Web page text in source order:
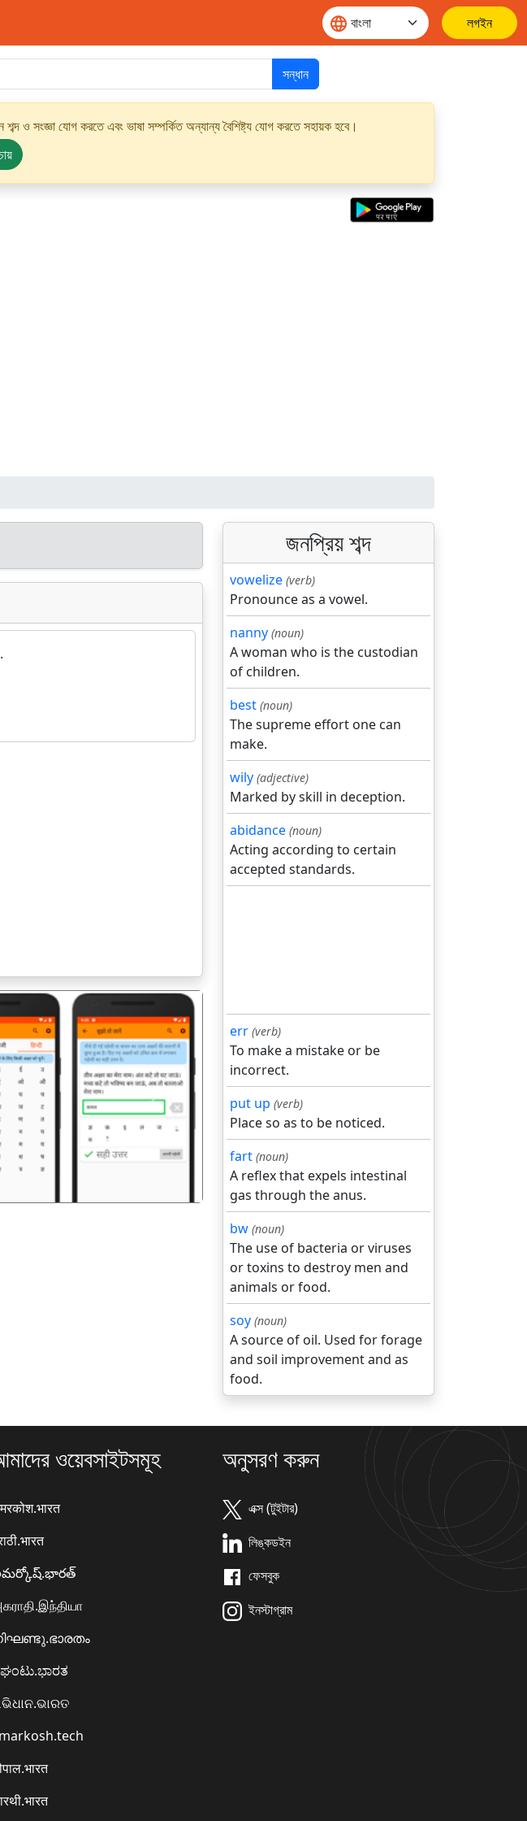
লগইন
সন্ধান
ও সংজ্ঞা যোগ করতে এবং ভাষা সম্পর্কিত অন্যান্য বৈশিষ্ট্য যোগ করতে সহায়ক হবে।
अगला
জনপ্রিয় শব্দ
vowelize (verb)
Pronounce as a vowel.
nanny (noun)
A woman who is the custodian
of children.
best (noun)
The supreme effort one can
make.
wily (adjective)
Marked by skill in deception.
abidance (noun)
Acting according to certain
accepted standards.
err (verb)
To make a mistake or be
incorrect.
put up (verb)
Place so as to be noticed.
fart (noun)
A reflex that expels intestinal
gas through the anus.
bw (noun)
The use of bacteria or viruses
or toxins to destroy men and
animals or food.
soy (noun)
A source of oil. Used for forage
and soil improvement and as
food.
ওয়েবসাইটসমূহ অনুসরণ করুন
এক্স (টুইটার)
লিঙ্কডইন
ফেসবুক
ইনস্টাগ্রাম